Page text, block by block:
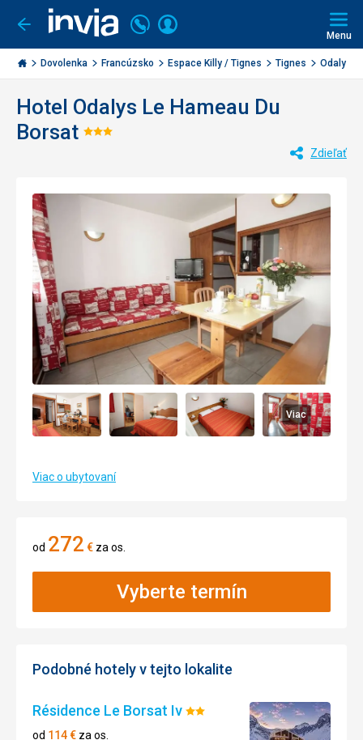
Ísť
späť
Invia.sk
Volajte
+421
2
3221
Prihlásiť
Menu
Dovolenka Francúzsko Espace Killy / Tignes Tignes Odalys
Hotel Odalys Le Hameau Du
Borsat Hodnotenie:
Zdieľať
Viac
Viac o ubytovaní
od 272 € za os.
Vyberte termín
Podobné hotely v tejto lokalite
Résidence Le Borsat IvHodnotenie:
od 114€ za os.